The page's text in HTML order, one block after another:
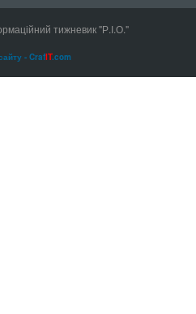
тижневик "Р.І.О."
- CrafIT.com